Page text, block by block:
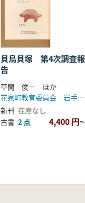
貝鳥貝塚 第4次調査報
告
草間 俊一 ほか
花泉町教育委員会 岩手県文化財愛護協会
新刊 在庫なし
古書 2 点 4,400 円~